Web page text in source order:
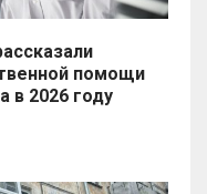
помощи
в 2026 году